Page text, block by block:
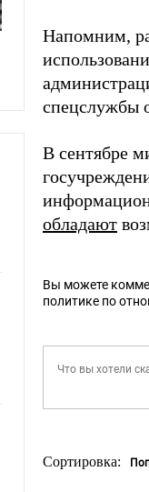
Напомним,
спецслужбы
В сентябре
обладают
Вы можете
политике по
Сортировка: